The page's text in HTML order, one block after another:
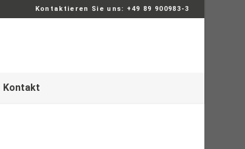
Kontaktieren Sie uns: +49 89 900983-3
Kontakt